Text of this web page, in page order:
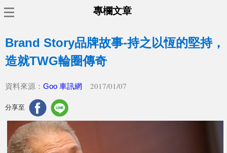
專欄文章
Brand Story品牌故事-持之以恆的堅持，
造就TWG輪圈傳奇
資料來源： Goo 車訊網 2017/01/07
分享至